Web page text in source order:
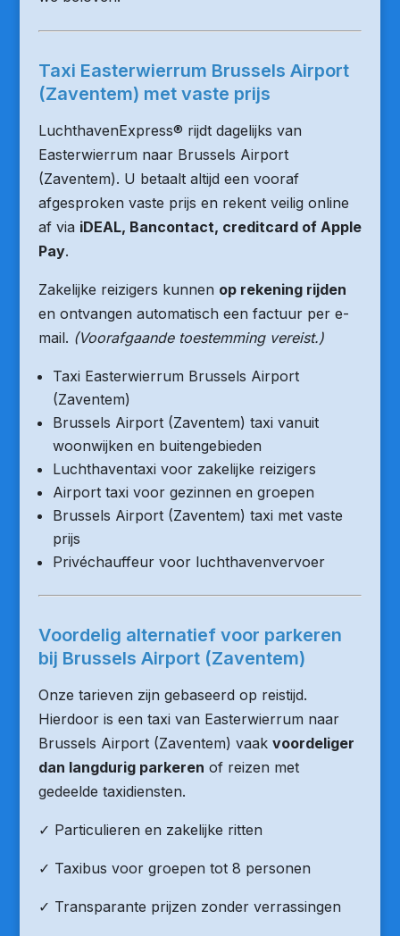
Taxi Easterwierrum Brussels Airport
(Zaventem) met vaste prijs
LuchthavenExpress® rijdt dagelijks van
Easterwierrum naar Brussels Airport
(Zaventem). U betaalt altijd een vooraf
afgesproken vaste prijs en rekent veilig online
af via iDEAL, Bancontact, creditcard of Apple
Pay.
Zakelijke reizigers kunnen op rekening rijden
en ontvangen automatisch een factuur per e-
mail. (Voorafgaande toestemming vereist.)
Taxi Easterwierrum Brussels Airport
(Zaventem)
Brussels Airport (Zaventem) taxi vanuit
woonwijken en buitengebieden
Luchthaventaxi voor zakelijke reizigers
Airport taxi voor gezinnen en groepen
Brussels Airport (Zaventem) taxi met vaste
prijs
Privéchauffeur voor luchthavenvervoer
Voordelig alternatief voor parkeren
bij Brussels Airport (Zaventem)
Onze tarieven zijn gebaseerd op reistijd.
Hierdoor is een taxi van Easterwierrum naar
Brussels Airport (Zaventem) vaak voordeliger
dan langdurig parkeren of reizen met
gedeelde taxidiensten.
✓ Particulieren en zakelijke ritten
✓ Taxibus voor groepen tot 8 personen
✓ Transparante prijzen zonder verrassingen